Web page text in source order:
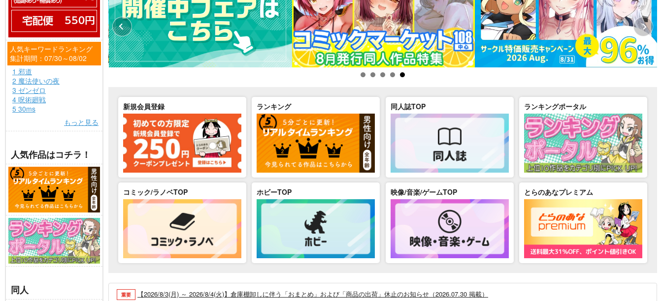
人気キーワードランキング
集計期間：07/30～08/02
1 邪道
2 魔法使いの夜
3 ゼンゼロ
4 呪術廻戦
5 30ms
もっと見る
人気作品はコチラ！
同人
新規会員登録 ランキング 同人誌TOP ランキングポータル
コミック/ラノベTOP ホビーTOP 映像/音楽/ゲームTOP とらのあなプレミアム
重要 【2026/8/3(月) ～ 2026/8/4(火)】倉庫棚卸しに伴う「おまとめ」および「商品の出荷」休止のお知らせ（2026.07.30 掲載）